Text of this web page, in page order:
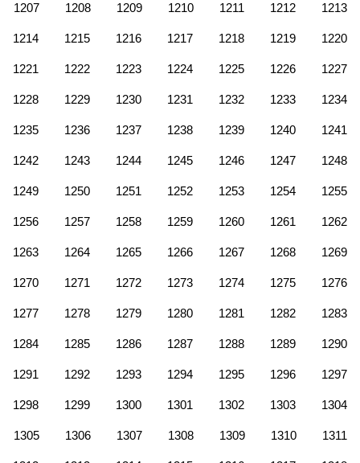
1207 1208 1209 1210 1211 1212 1213
1214 1215 1216 1217 1218 1219 1220
1221 1222 1223 1224 1225 1226 1227
1228 1229 1230 1231 1232 1233 1234
1235 1236 1237 1238 1239 1240 1241
1242 1243 1244 1245 1246 1247 1248
1249 1250 1251 1252 1253 1254 1255
1256 1257 1258 1259 1260 1261 1262
1263 1264 1265 1266 1267 1268 1269
1270 1271 1272 1273 1274 1275 1276
1277 1278 1279 1280 1281 1282 1283
1284 1285 1286 1287 1288 1289 1290
1291 1292 1293 1294 1295 1296 1297
1298 1299 1300 1301 1302 1303 1304
1305 1306 1307 1308 1309 1310 1311